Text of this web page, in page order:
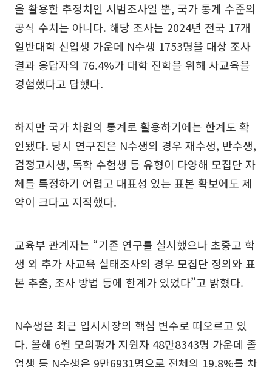
을 활용한 추정치인 시범조사일 뿐, 국가 통계 수준의
공식 수치는 아니다. 해당 조사는 2024년 전국 17개
일반대학 신입생 가운데 N수생 1753명을 대상 조사
결과 응답자의 76.4%가 대학 진학을 위해 사교육을
경험했다고 답했다.
하지만 국가 차원의 통계로 활용하기에는 한계도 확
인됐다. 당시 연구진은 N수생의 경우 재수생, 반수생,
검정고시생, 독학 수험생 등 유형이 다양해 모집단 자
체를 특정하기 어렵고 대표성 있는 표본 확보에도 제
약이 크다고 지적했다.
교육부 관계자는 “기존 연구를 실시했으나 초중고 학
생 외 추가 사교육 실태조사의 경우 모집단 정의와 표
본 추출, 조사 방법 등에 한계가 있었다”고 밝혔다.
N수생은 최근 입시시장의 핵심 변수로 떠오르고 있
다. 올해 6월 모의평가 지원자 48만8343명 가운데 졸
업생 등 N수생은 9만6931명으로 전체의 19.8%를 차